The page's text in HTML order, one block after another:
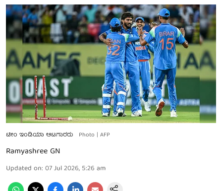
ಟೀಂ ಇಂಡಿಯಾ ಆಟಗಾರರು Photo | AFP
Ramyashree GN
Updated on: 07 Jul 2026, 5:26 am